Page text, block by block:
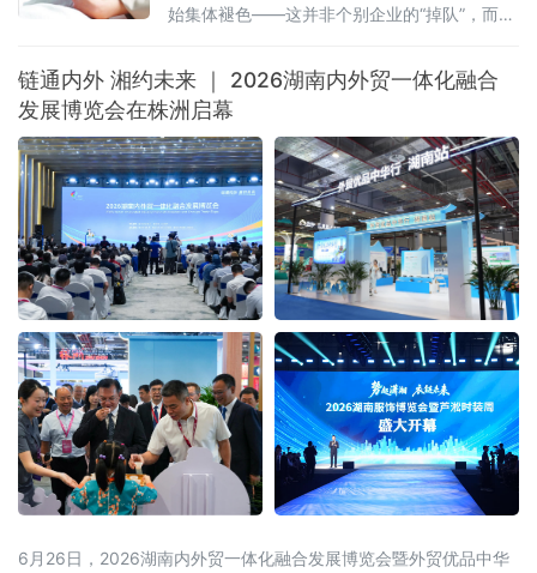
始集体褪色——这并非个别企业的“掉队”，而是
链通内外 湘约未来 ｜ 2026湖南内外贸一体化融合
发展博览会在株洲启幕
6月26日，2026湖南内外贸一体化融合发展博览会暨外贸优品中华